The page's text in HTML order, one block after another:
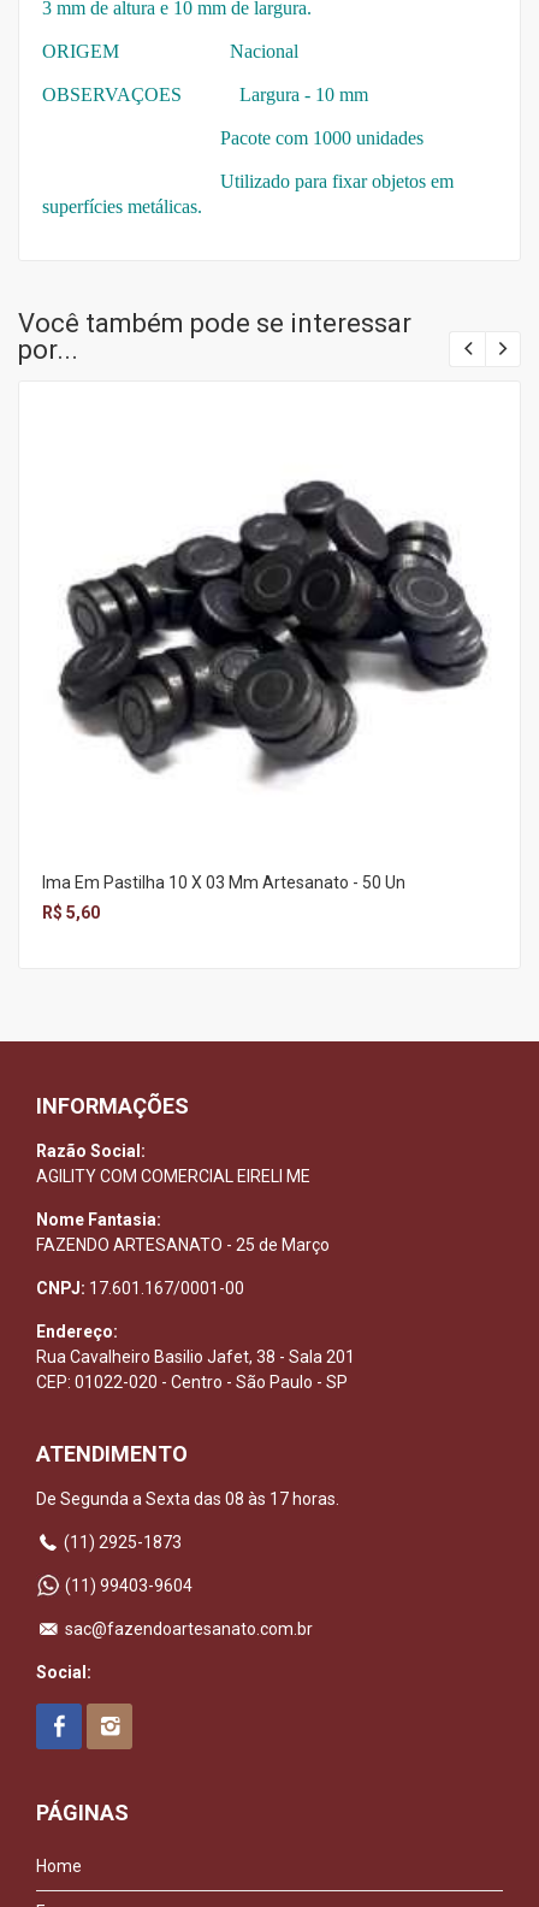
3 mm de altura e 10 mm de largura.
ORIGEM Nacional
OBSERVAÇOES Largura - 10 mm
Pacote com 1000 unidades
Utilizado para fixar objetos em
superfícies metálicas.
Você também pode se interessar
por...
Ima Em Pastilha 10 X 03 Mm Artesanato - 50 Un
R$ 5,60
INFORMAÇÕES
Razão Social:
AGILITY COM COMERCIAL EIRELI ME
Nome Fantasia:
FAZENDO ARTESANATO - 25 de Março
CNPJ: 17.601.167/0001-00
Endereço:
Rua Cavalheiro Basilio Jafet, 38 - Sala 201
CEP: 01022-020 - Centro - São Paulo - SP
ATENDIMENTO
De Segunda a Sexta das 08 às 17 horas.
(11) 2925-1873
(11) 99403-9604
sac@fazendoartesanato.com.br
Social:
PÁGINAS
Home